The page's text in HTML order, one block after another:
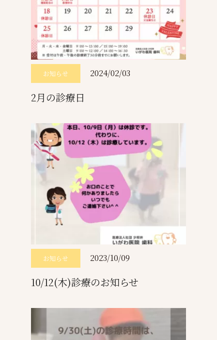
お知らせ 2024/02/03
2月の診療日
お知らせ 2023/10/09
10/12(木)診療のお知らせ